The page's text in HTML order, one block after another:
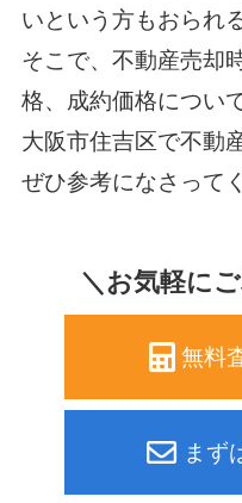
いという方もおられ
そこで、不動産売却
格、成約価格につい
大阪市住吉区で不動
ぜひ参考になさって
＼お気軽に
無料
まず